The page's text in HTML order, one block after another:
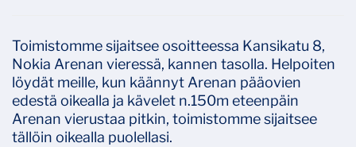
Toimistomme sijaitsee osoitteessa Kansikatu 8,
Nokia Arenan vieressä, kannen tasolla. Helpoiten
löydät meille, kun käännyt Arenan pääovien
edestä oikealla ja kävelet n.150m eteenpäin
Arenan vierustaa pitkin, toimistomme sijaitsee
tällöin oikealla puolellasi.